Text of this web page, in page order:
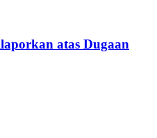
atas Dugaan